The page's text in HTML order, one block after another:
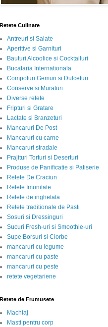
Retete Culinare
Antreuri si Salate
Aperitive si Garnituri
Bauturi Alcoolice si Cocktailuri
Bucataria Internationala
Compoturi Gemuri si Dulceturi
Conserve si Muraturi
Diverse retete
Fripturi si Gratare
Lactate si Branzeturi
Mancaruri De Post
Mancaruri cu carne
Mancaruri stradale
Prajituri Torturi si Deserturi
Produse de Panificatie si Patiserie
Retete De Craciun
Retete Imunitate
Retete de inghetata
Retete traditionale de Pasti
Sosuri si Dressinguri
Sucuri Fresh-uri si Smoothie-uri
Supe Borsuri si Ciorbe
mancaruri cu legume
mancaruri cu paste
mancaruri cu peste
retete vegetariene
Retete de Frumusete
Machiaj
Masti pentru corp